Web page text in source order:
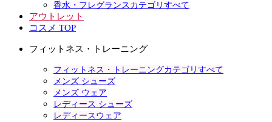
香水・フレグランスカテゴリすべて
アウトレット
コスメ TOP
フィットネス・トレーニング
フィットネス・トレーニングカテゴリすべて
メンズ シューズ
メンズ ウェア
レディース シューズ
レディースウェア